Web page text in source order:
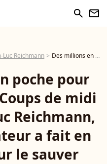
search newsletter
Luc Reichmann Des millions en poche pour Emilien des 12 Coups de midi grâce à Jean-Luc Reichmann, ce que l’animateur a fait en coulisses pour le sauver
poche pour
de midi
Reichmann,
a fait en
le sauver